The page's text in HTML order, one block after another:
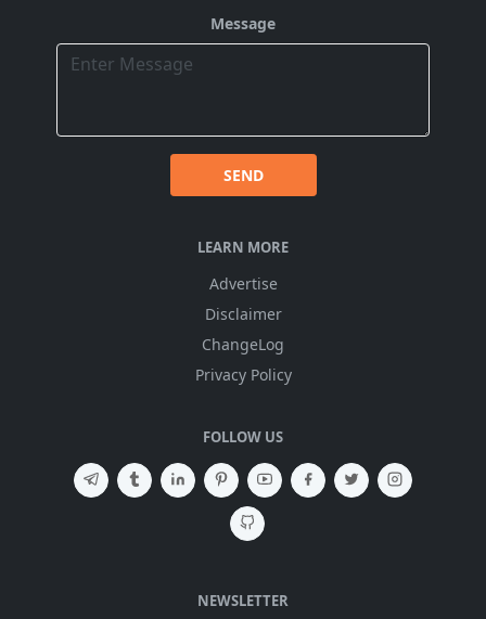
Message
SEND
LEARN MORE
Advertise
Disclaimer
ChangeLog
Privacy Policy
FOLLOW US
NEWSLETTER